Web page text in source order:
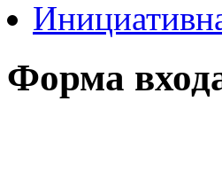
Форма